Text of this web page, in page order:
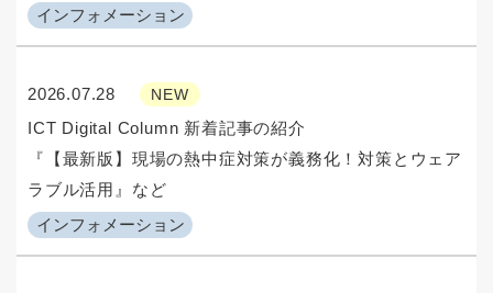
インフォメーション
2026.07.28 NEW
インフォメーション
ICT Digital Column 新着記事の紹介
『【最新版】現場の熱中症対策が義務化！対策とウェア
ラブル活用』など